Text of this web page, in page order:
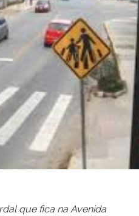
que fica na Avenida